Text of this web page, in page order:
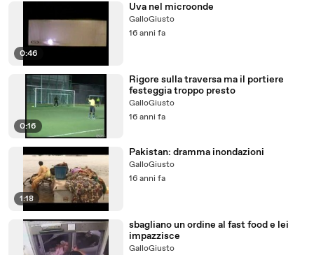
0:46
Uva nel microonde
GalloGiusto
16 anni fa
0:16
Rigore sulla traversa ma il portiere
festeggia troppo presto
GalloGiusto
16 anni fa
1:18
Pakistan: dramma inondazioni
GalloGiusto
16 anni fa
sbagliano un ordine al fast food e lei
impazzisce
GalloGiusto